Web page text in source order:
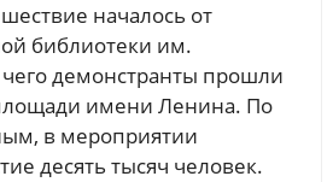
началось от
библиотеки им.
демонстранты прошли
имени Ленина. По
в мероприятии
десять тысяч человек.